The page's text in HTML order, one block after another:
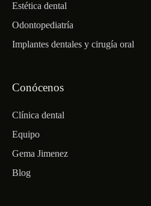
Estética dental
Odontopediatría
Implantes dentales y cirugía oral
Conócenos
Clínica dental
Equipo
Gema Jimenez
Blog